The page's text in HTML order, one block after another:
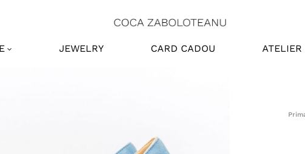
Zaboloteanu
JEWELRY CARD CADOU ATELIER